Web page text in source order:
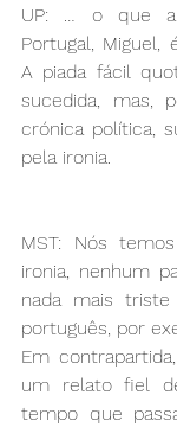
UP: … o que
Portugal, Miguel,
A piada fácil
sucedida, mas,
crónica política,
pela ironia.
MST: Nós
ironia, nenhum
nada mais
português, por
Em
um relato fiel
tempo que